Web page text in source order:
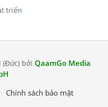
triển
(Đức) bởi QaamGo Media
Chính sách bảo mật